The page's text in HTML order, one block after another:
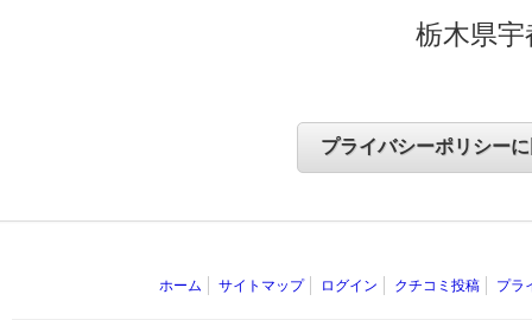
栃木県
ホーム サイトマップ ログイン クチコミ投稿 プラ